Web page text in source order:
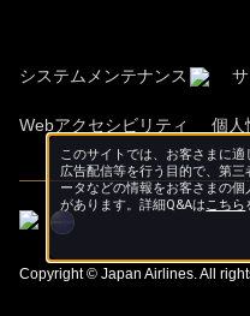
システムメンテナンス
Webアクセシビリティ 個人
Copyright © Japan Airlines. All
このサイトでは、お客さまに適
広告配信等を行う目的で、第
ータなどの情報をお客さまの
があります。詳細Q&Aはこちら